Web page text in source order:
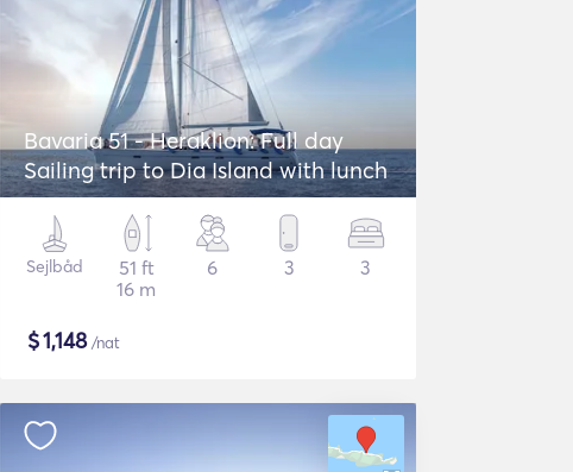
Bavaria 51 - Heraklion: Full day
Sailing trip to Dia Island with lunch
Sejlbåd
51 ft
16 m
6 3 3
$1,148/nat